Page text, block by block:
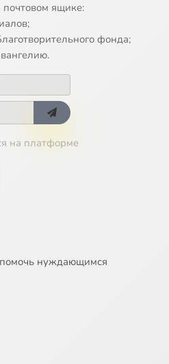
ящике:
фонда;
на платформе
нуждающимся